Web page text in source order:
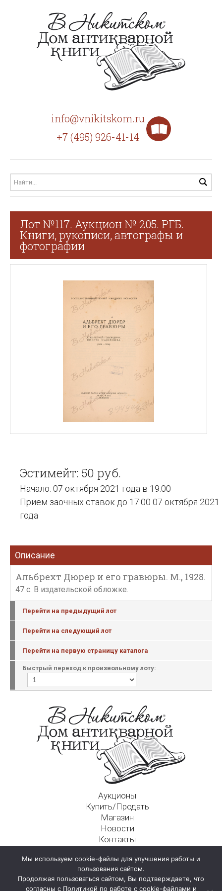
info@vnikitskom.ru
+7 (495) 926-41-14
Лот №117. Аукцион № 205. РГБ.
Книги, рукописи, автографы и
фотографии
Эстимейт: 50 руб.
Начало: 07 октября 2021 года в 19:00
Прием заочных ставок до 17:00 07 октября 2021
года
Описание
Альбрехт Дюрер и его гравюры. М., 1928.
47 с. В издательской обложке.
Перейти на предыдущий лот
Перейти на следующий лот
Перейти на первую страницу каталога
Быстрый переход к произвольному лоту:
Аукционы
Купить/Продать
Магазин
Новости
Контакты
125009, г. Москва, Никитский пер., д. 4а, стр. 1
Мы используем cookie-файлы для улучшения работы и
пользования сайтом.
Продолжая пользоваться сайтом, Вы подтверждаете, что
согласны с Политикой по работе с cookie-файлами и